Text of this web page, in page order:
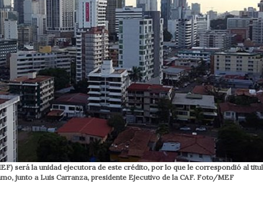
será la unidad ejecutora de este crédito, por lo que le correspondió al
junto a Luis Carranza, presidente Ejecutivo de la CAF. Foto/MEF